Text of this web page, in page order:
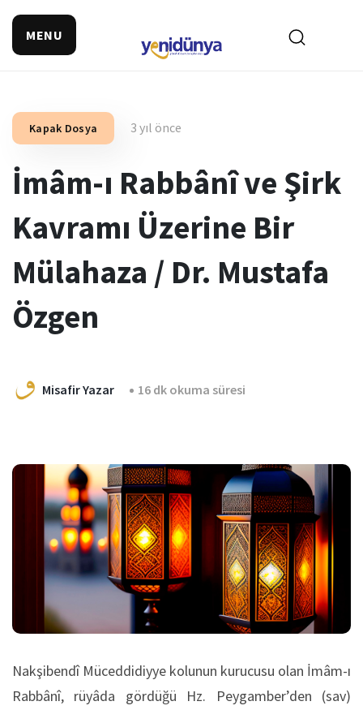
MENU
Kapak Dosya 3 yıl önce
İmâm-ı Rabbânî ve Şirk
Kavramı Üzerine Bir
Mülahaza / Dr. Mustafa
Özgen
Misafir Yazar 16 dk okuma süresi
Nakşibendî Müceddidiyye kolunun kurucusu olan İmâm-ı
Rabbânî, rüyâda gördüğü Hz. Peygamber’den (sav)